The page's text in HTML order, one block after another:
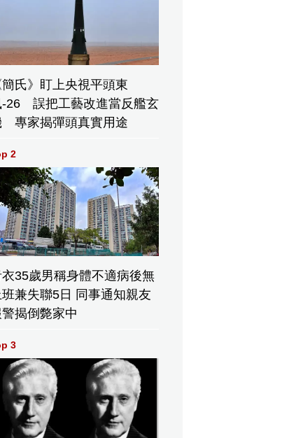
簡氏》盯上央視平頭東
-26 誤把工藝改進當反艦玄
專家揭彈頭真實用途
2
35歲男稱身體不適病後無
班兼失聯5日 同事通知親友
揭倒斃家中
3